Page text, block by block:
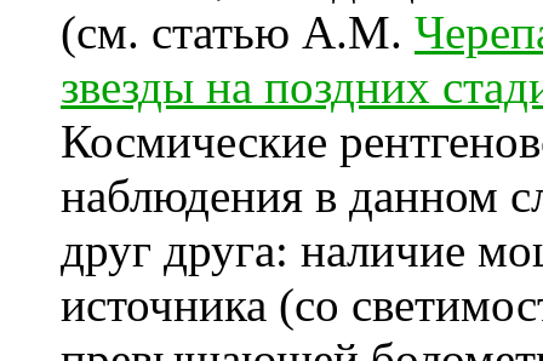
(см. статью А.М.
звезды на поздних
Космические
наблюдения в данном
друг друга: наличие
источника (со